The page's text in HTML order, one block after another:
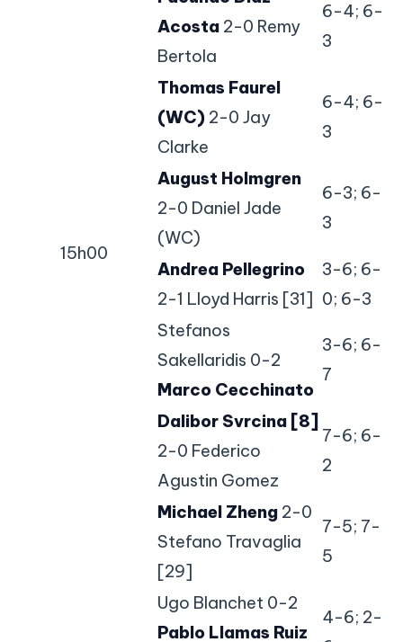
15h00
Acosta 2-0 Remy
Bertola
6-4; 6-
3
Thomas Faurel
(WC) 2-0 Jay
Clarke
6-4; 6-
3
August Holmgren
2-0 Daniel Jade
(WC)
6-3; 6-
3
Andrea Pellegrino
2-1 Lloyd Harris [31]
3-6; 6-
0; 6-3
Stefanos
Sakellaridis 0-2
Marco Cecchinato
3-6; 6-
7
Dalibor Svrcina [8]
2-0 Federico
Agustin Gomez
7-6; 6-
2
Michael Zheng 2-0
Stefano Travaglia
[29]
7-5; 7-
5
Ugo Blanchet 0-2
Pablo Llamas Ruiz
4-6; 2-